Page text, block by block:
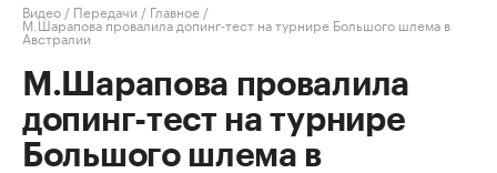
Видео / Передачи / Главное /
М.Шарапова провалила допинг-тест на турнире Большого шлема в
Австралии
М.Шарапова провалила
допинг-тест на турнире
Большого шлема в